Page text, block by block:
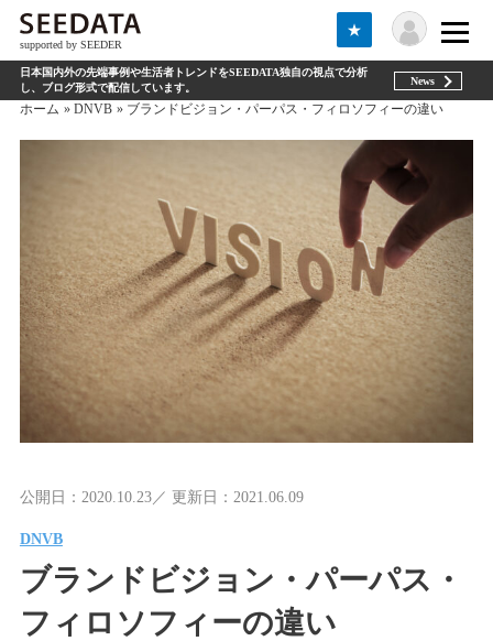
supported by SEEDER
★
日本国内外の先端事例や生活者トレンドをSEEDATA独自の視点で分析
し、ブログ形式で配信しています。
News
ホーム DNVB ブランドビジョン・パーパス・フィロソフィーの違い
公開日：2020.10.23／ 更新日：2021.06.09
DNVB
ブランドビジョン・パーパス・
フィロソフィーの違い